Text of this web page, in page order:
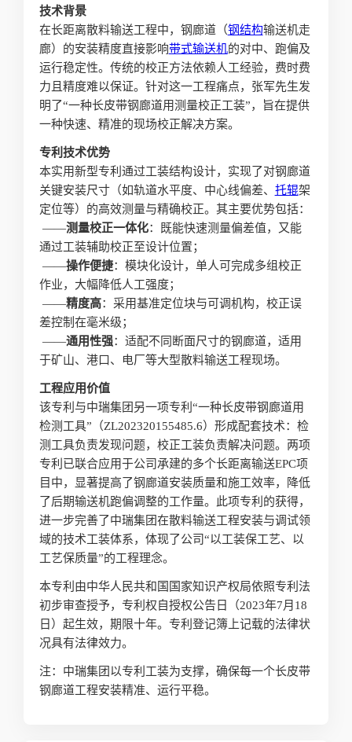
技术背景
在长距离散料输送工程中，钢廊道（钢结构输送机走
廊）的安装精度直接影响带式输送机的对中、跑偏及
运行稳定性。传统的校正方法依赖人工经验，费时费
力且精度难以保证。针对这一工程痛点，张军先生发
明了“一种长皮带钢廊道用测量校正工装”，旨在提供
一种快速、精准的现场校正解决方案。
专利技术优势
本实用新型专利通过工装结构设计，实现了对钢廊道
关键安装尺寸（如轨道水平度、中心线偏差、 托辊架
定位等）的高效测量与精确校正。其主要优势包括：
——测量校正一体化：既能快速测量偏差值，又能
通过工装辅助校正至设计位置；
——操作便捷：模块化设计，单人可完成多组校正
作业，大幅降低人工强度；
——精度高：采用基准定位块与可调机构，校正误
差控制在毫米级；
——通用性强：适配不同断面尺寸的钢廊道，适用
于矿山、港口、电厂等大型散料输送工程现场。
工程应用价值
该专利与中瑞集团另一项专利“一种长皮带钢廊道用
检测工具”（ZL202320155485.6）形成配套技术：检
测工具负责发现问题，校正工装负责解决问题。两项
专利已联合应用于公司承建的多个长距离输送EPC项
目中，显著提高了钢廊道安装质量和施工效率，降低
了后期输送机跑偏调整的工作量。此项专利的获得，
进一步完善了中瑞集团在散料输送工程安装与调试领
域的技术工装体系，体现了公司“以工装保工艺、以
工艺保质量”的工程理念。
本专利由中华人民共和国国家知识产权局依照专利法
初步审查授予，专利权自授权公告日（2023年7月18
日）起生效，期限十年。专利登记簿上记载的法律状
况具有法律效力。
注：中瑞集团以专利工装为支撑，确保每一个长皮带
钢廊道工程安装精准、运行平稳。